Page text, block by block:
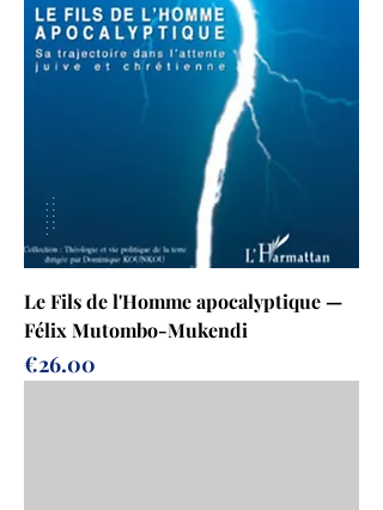
Le Fils de l'Homme apocalyptique —
Félix Mutombo-Mukendi
Price
€26.00